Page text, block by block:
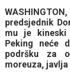
predsjednik
mu je kineski
Peking neće
podršku za
moreuza,